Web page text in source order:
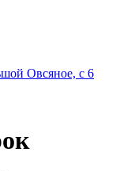
Овсяное, с 6